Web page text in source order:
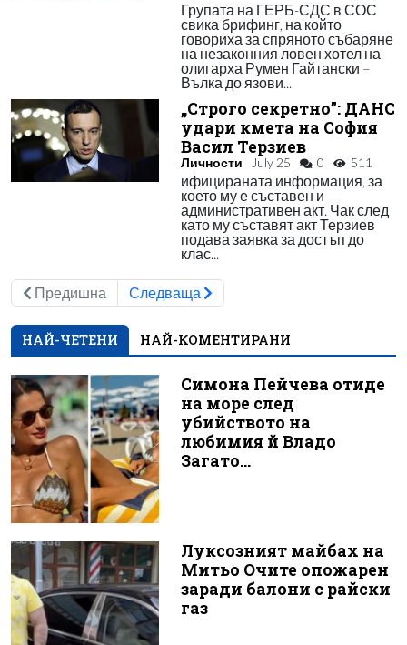
Групата на ГЕРБ-СДС в СОС
свика брифинг, на който
говориха за спряното събаряне
на незаконния ловен хотел на
олигарха Румен Гайтански –
Вълка до язови...
„Строго секретно”: ДАНС
удари кмета на София
Васил Терзиев
Личности July 25 0 511
ифицираната информация, за
което му е съставен и
административен акт. Чак след
като му съставят акт Терзиев
подава заявка за достъп до
клас...
Предишна Следваща
НАЙ-ЧЕТЕНИ НАЙ-КОМЕНТИРАНИ
Симона Пейчева отиде
на море след
убийството на
любимия й Владо
Загато...
Луксозният майбах на
Митьо Очите опожарен
заради балони с райски
газ